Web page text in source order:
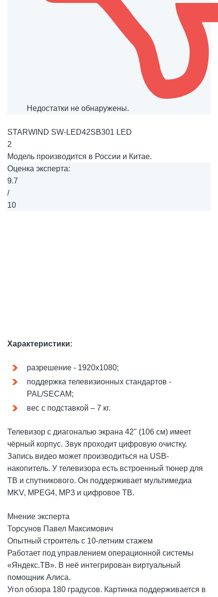
Недостатки не обнаружены.
STARWIND SW-LED42SB301 LED
2
Модель производится в России и Китае.
Оценка эксперта:
9.7
/
10
Характеристики:
разрешение - 1920х1080;
поддержка телевизионных стандартов -
PAL/SECAM;
вес с подставкой – 7 кг.
Телевизор с диагональю экрана 42" (106 см) имеет
чёрный корпус. Звук проходит цифровую очистку.
Запись видео может производиться на USB-
накопитель. У телевизора есть встроенный тюнер для
ТВ и спутникового. Он поддерживает мультимедиа
MKV, MPEG4, MP3 и цифровое ТВ.
Мнение эксперта
Торсунов Павел Максимович
Опытный строитель с 10-летним стажем
Работает под управлением операционной системы
«Яндекс.ТВ». В неё интегрирован виртуальный
помощник Алиса.
Угол обзора 180 градусов. Картинка поддерживается в